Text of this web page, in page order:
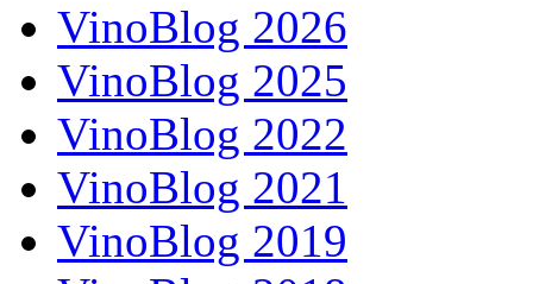
VinoBlog 2026
VinoBlog 2025
VinoBlog 2022
VinoBlog 2021
VinoBlog 2019